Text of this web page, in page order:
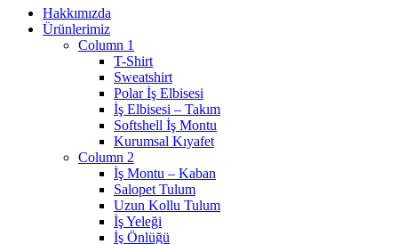
Hakkımızda
Ürünlerimiz
Column 1
T-Shirt
Sweatshirt
Polar İş Elbisesi
İş Elbisesi – Takım
Softshell İş Montu
Kurumsal Kıyafet
Column 2
İş Montu – Kaban
Salopet Tulum
Uzun Kollu Tulum
İş Yeleği
İş Önlüğü